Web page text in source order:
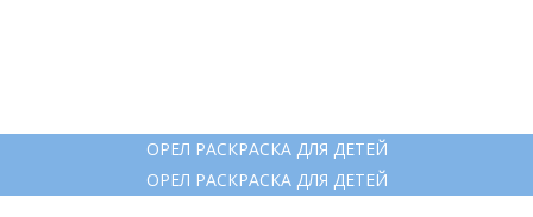
ОРЕЛ РАСКРАСКА ДЛЯ ДЕТЕЙ
ОРЕЛ РАСКРАСКА ДЛЯ ДЕТЕЙ